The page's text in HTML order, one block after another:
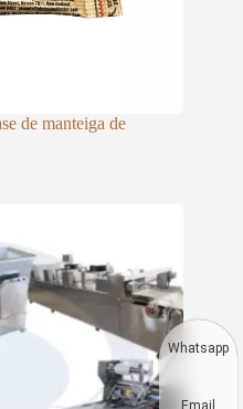
de manteiga de
Whatsapp
Email